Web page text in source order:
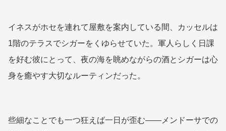
イネスがホセを連れて屋敷を案内している間、カッセルは
1階のテラスでシガーをくゆらせていた。軍人らしく日課
を好む彼にとって、夜の海を眺めながらの酒とシガーは心
身を癒やす大切なルーティンだった。
些細なことでも一つ狂えば一日が歪む——メンドーサでの